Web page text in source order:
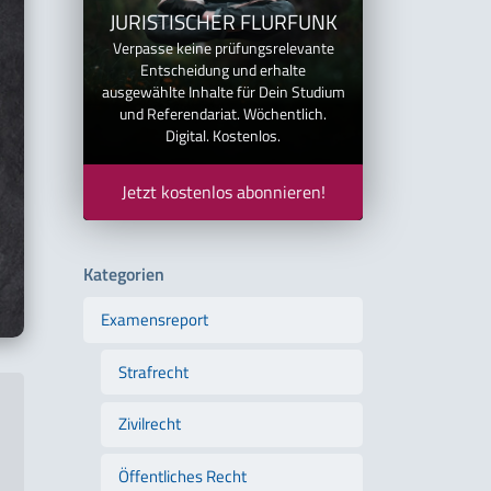
JURISTISCHER FLURFUNK
Verpasse keine prüfungsrelevante
Entscheidung und erhalte
ausgewählte Inhalte für Dein Studium
und Referendariat. Wöchentlich.
Digital. Kostenlos.
Jetzt kostenlos abonnieren!
Kategorien
Examensreport
Strafrecht
Zivilrecht
Öffentliches Recht